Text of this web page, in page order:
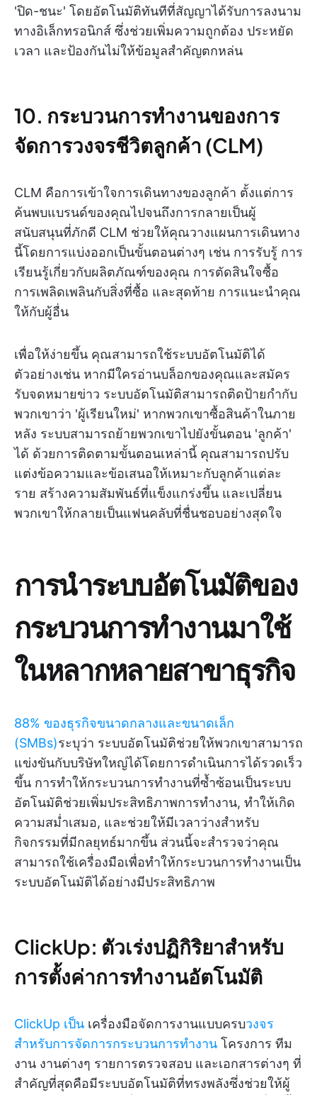
'ปิด-ชนะ' โดยอัตโนมัติทันทีที่สัญญาได้รับการลงนาม
ทางอิเล็กทรอนิกส์ ซึ่งช่วยเพิ่มความถูกต้อง ประหยัด
เวลา และป้องกันไม่ให้ข้อมูลสำคัญตกหล่น
10. กระบวนการทำงานของการ
จัดการวงจรชีวิตลูกค้า (CLM)
CLM คือการเข้าใจการเดินทางของลูกค้า ตั้งแต่การ
ค้นพบแบรนด์ของคุณไปจนถึงการกลายเป็นผู้
สนับสนุนที่ภักดี CLM ช่วยให้คุณวางแผนการเดินทาง
นี้โดยการแบ่งออกเป็นขั้นตอนต่างๆ เช่น การรับรู้ การ
เรียนรู้เกี่ยวกับผลิตภัณฑ์ของคุณ การตัดสินใจซื้อ
การเพลิดเพลินกับสิ่งที่ซื้อ และสุดท้าย การแนะนำคุณ
ให้กับผู้อื่น
เพื่อให้ง่ายขึ้น คุณสามารถใช้ระบบอัตโนมัติได้
ตัวอย่างเช่น หากมีใครอ่านบล็อกของคุณและสมัคร
รับจดหมายข่าว ระบบอัตโนมัติสามารถติดป้ายกำกับ
พวกเขาว่า 'ผู้เรียนใหม่' หากพวกเขาซื้อสินค้าในภาย
หลัง ระบบสามารถย้ายพวกเขาไปยังขั้นตอน 'ลูกค้า'
ได้ ด้วยการติดตามขั้นตอนเหล่านี้ คุณสามารถปรับ
แต่งข้อความและข้อเสนอให้เหมาะกับลูกค้าแต่ละ
ราย สร้างความสัมพันธ์ที่แข็งแกร่งขึ้น และเปลี่ยน
พวกเขาให้กลายเป็นแฟนคลับที่ชื่นชอบอย่างสุดใจ
การนำระบบอัตโนมัติของ
กระบวนการทำงานมาใช้
ในหลากหลายสาขาธุรกิจ
88% ของธุรกิจขนาดกลางและขนาดเล็ก
(SMBs)ระบุว่า ระบบอัตโนมัติช่วยให้พวกเขาสามารถ
แข่งขันกับบริษัทใหญ่ได้โดยการดำเนินการได้รวดเร็ว
ขึ้น การทำให้กระบวนการทำงานที่ซ้ำซ้อนเป็นระบบ
อัตโนมัติช่วยเพิ่มประสิทธิภาพการทำงาน, ทำให้เกิด
ความสม่ำเสมอ, และช่วยให้มีเวลาว่างสำหรับ
กิจกรรมที่มีกลยุทธ์มากขึ้น ส่วนนี้จะสำรวจว่าคุณ
สามารถใช้เครื่องมือเพื่อทำให้กระบวนการทำงานเป็น
ระบบอัตโนมัติได้อย่างมีประสิทธิภาพ
ClickUp: ตัวเร่งปฏิกิริยาสำหรับ
การตั้งค่าการทำงานอัตโนมัติ
ClickUp เป็น เครื่องมือจัดการงานแบบครบวงจร
สำหรับการจัดการกระบวนการทำงาน โครงการ ทีม
งาน งานต่างๆ รายการตรวจสอบ และเอกสารต่างๆ ที่
สำคัญที่สุดคือมีระบบอัตโนมัติที่ทรงพลังซึ่งช่วยให้ผู้